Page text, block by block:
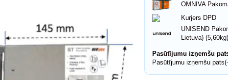
OMNIVA
Kurjers DPD
UNISEND
Lietuva) (5,60kg)
Pasūtījumu izņemšu
Pasūtījumu izņemšu